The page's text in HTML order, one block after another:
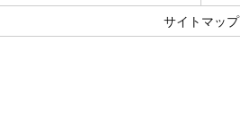
サイトマップ